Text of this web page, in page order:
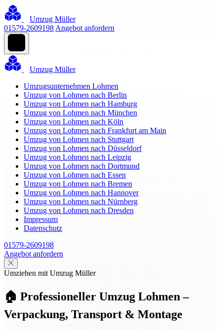
Umzug Müller
01579-2609198 Angebot anfordern
Umzug Müller
Umzugsunternehmen Lohmen
Umzug von Lohmen nach Berlin
Umzug von Lohmen nach Hamburg
Umzug von Lohmen nach München
Umzug von Lohmen nach Köln
Umzug von Lohmen nach Frankfurt am Main
Umzug von Lohmen nach Stuttgart
Umzug von Lohmen nach Düsseldorf
Umzug von Lohmen nach Leipzig
Umzug von Lohmen nach Dortmund
Umzug von Lohmen nach Essen
Umzug von Lohmen nach Bremen
Umzug von Lohmen nach Hannover
Umzug von Lohmen nach Nürnberg
Umzug von Lohmen nach Dresden
Impressum
Datenschutz
01579-2609198
Angebot anfordern
Umziehen mit Umzug Müller
🏠 Professioneller Umzug Lohmen –
Verpackung, Transport & Montage